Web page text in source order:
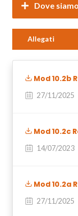
Dove siamo
Allegati
Mod 10.2b
27/11/2025
Mod 10.2c
14/07/2023
Mod 10.2a
27/11/2025